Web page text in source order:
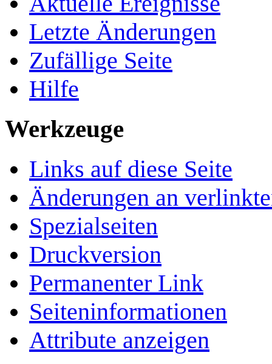
Letzte Änderungen
Zufällige Seite
Hilfe
Werkzeuge
Links auf diese Seite
Änderungen an
Spezialseiten
Druckversion
Permanenter Link
Seiten­­informationen
Attribute anzeigen